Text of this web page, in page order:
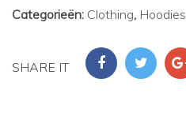
Categorieën: Clothing, Hoodies
SHARE IT